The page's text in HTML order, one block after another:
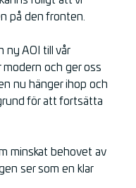
på den fronten.
ny AOI till vår
modern och ger oss
nu hänger ihop och
för att fortsätta
minskat behovet av
ser som en klar